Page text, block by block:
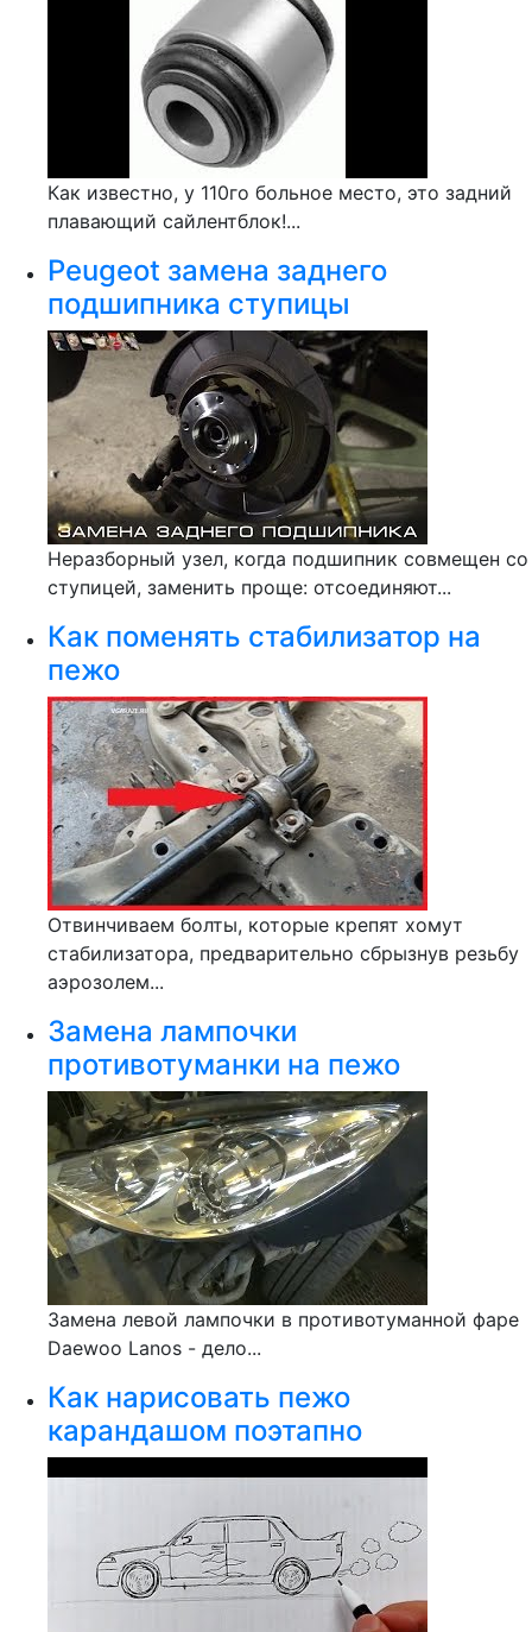
Как известно, у 110го больное место, это задний
плавающий сайлентблок!...
Peugeot замена заднего
подшипника ступицы
Неразборный узел, когда подшипник совмещен со
ступицей, заменить проще: отсоединяют...
Как поменять стабилизатор на
пежо
Отвинчиваем болты, которые крепят хомут
стабилизатора, предварительно сбрызнув резьбу
аэрозолем...
Замена лампочки
противотуманки на пежо
Замена левой лампочки в противотуманной фаре
Daewoo Lanos - дело...
Как нарисовать пежо
карандашом поэтапно